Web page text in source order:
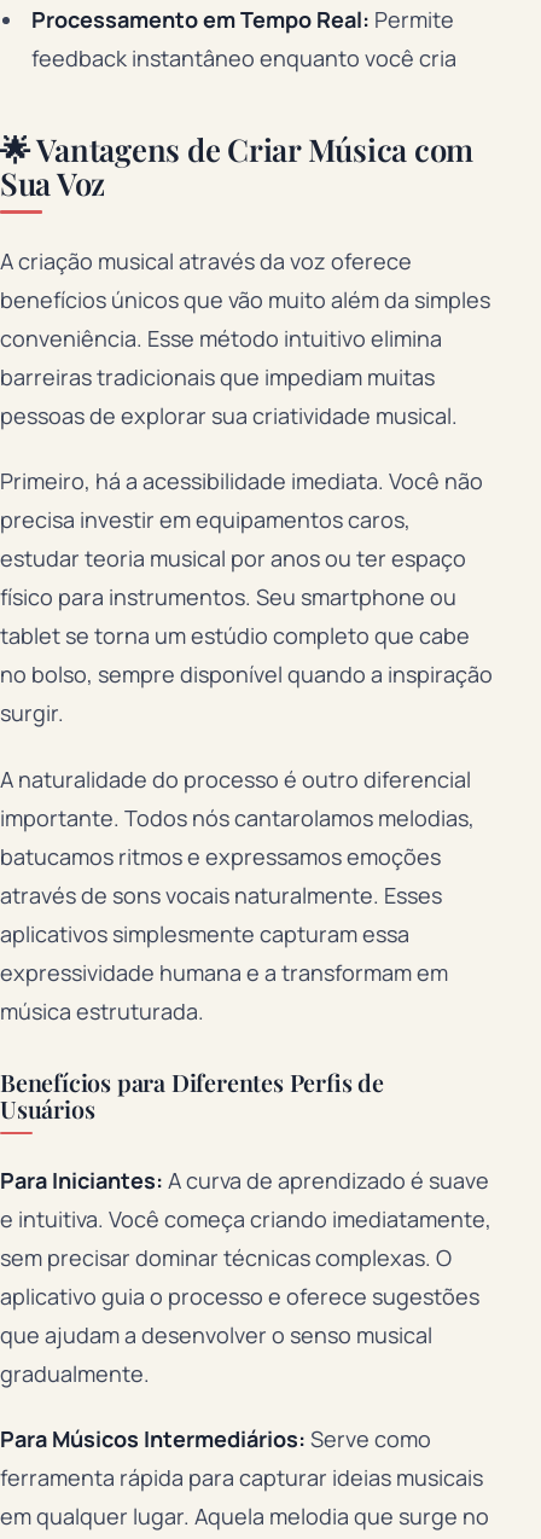
Processamento em Tempo Real: Permite
feedback instantâneo enquanto você cria
🌟 Vantagens de Criar Música com
Sua Voz
A criação musical através da voz oferece
benefícios únicos que vão muito além da simples
conveniência. Esse método intuitivo elimina
barreiras tradicionais que impediam muitas
pessoas de explorar sua criatividade musical.
Primeiro, há a acessibilidade imediata. Você não
precisa investir em equipamentos caros,
estudar teoria musical por anos ou ter espaço
físico para instrumentos. Seu smartphone ou
tablet se torna um estúdio completo que cabe
no bolso, sempre disponível quando a inspiração
surgir.
A naturalidade do processo é outro diferencial
importante. Todos nós cantarolamos melodias,
batucamos ritmos e expressamos emoções
através de sons vocais naturalmente. Esses
aplicativos simplesmente capturam essa
expressividade humana e a transformam em
música estruturada.
Benefícios para Diferentes Perfis de
Usuários
Para Iniciantes: A curva de aprendizado é suave
e intuitiva. Você começa criando imediatamente,
sem precisar dominar técnicas complexas. O
aplicativo guia o processo e oferece sugestões
que ajudam a desenvolver o senso musical
gradualmente.
Para Músicos Intermediários: Serve como
ferramenta rápida para capturar ideias musicais
em qualquer lugar. Aquela melodia que surge no